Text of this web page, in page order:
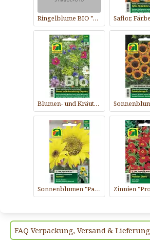
Ringelblume BIO "Orange"
Blumen- und Kräutermischung BIO "Elegance"
Sonnenblumen "Pacino F1"
FAQ Verpackung, Versand & Lieferung